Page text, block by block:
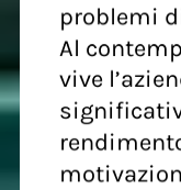
problemi
Al
vive